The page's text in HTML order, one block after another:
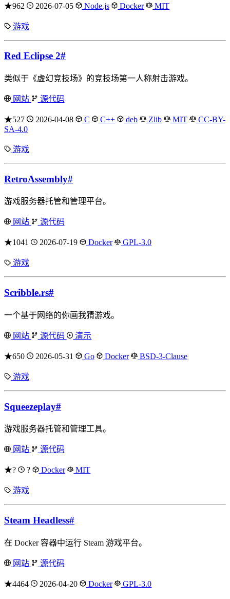
★962 2026-07-05 Node.js Docker MIT
游戏
Red Eclipse 2#
类似于《虚幻竞技场》的竞技场第一人称射击游戏。
网站 源代码
★527 2026-04-08 C C++ deb Zlib MIT
CC-BY-
SA-4.0
游戏
RetroAssembly#
游戏服务器托管和管理平台。
网站 源代码
★1041 2026-07-19 Docker GPL-3.0
游戏
Scribble.rs#
一个基于网络的你画我猜游戏。
网站 源代码 演示
★650 2026-05-31 Go Docker BSD-3-Clause
游戏
Squeezeplay#
游戏服务器托管和管理工具。
网站 源代码
★? ? Docker MIT
游戏
Steam Headless#
在 Docker 容器中运行 Steam 游戏平台。
网站 源代码
★4464 2026-04-20 Docker GPL-3.0